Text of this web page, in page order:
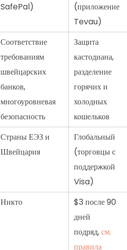
SafePal)
(приложение
Tevau)
Соответствие
требованиям
швейцарских
банков,
многоуровневая
безопасность
Защита
кастодиана,
разделение
горячих и
холодных
кошельков
Страны ЕЭЗ и
Швейцария
Глобальный
(торговцы с
поддержкой
Visa)
Никто
$3 после 90
дней
подряд,см.
правила